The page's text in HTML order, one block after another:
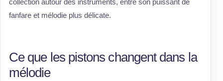
fanfare et mélodie plus délicate.
Ce que les pistons changent dans la
mélodie